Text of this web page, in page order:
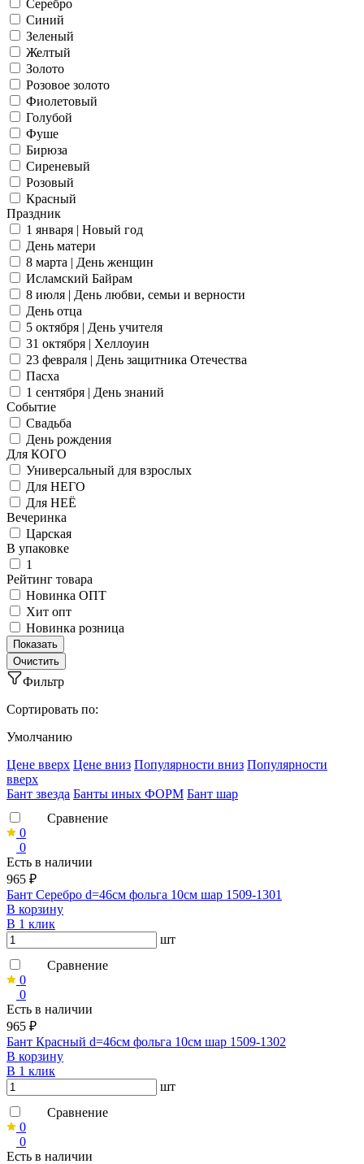
Серебро
Синий
Зеленый
Желтый
Золото
Розовое золото
Фиолетовый
Голубой
Фуше
Бирюза
Сиреневый
Розовый
Красный
Праздник
1 января | Новый год
День матери
8 марта | День женщин
Исламский Байрам
8 июля | День любви, семьи и верности
День отца
5 октября | День учителя
31 октября | Хеллоуин
23 февраля | День защитника Отечества
Пасха
1 сентября | День знаний
Событие
Свадьба
День рождения
Для КОГО
Универсальный для взрослых
Для НЕГО
Для НЕЁ
Вечеринка
Царская
В упаковке
1
Рейтинг товара
Новинка ОПТ
Хит опт
Новинка розница
Фильтр
Сортировать по:
Умолчанию
Ценe вверх Ценe вниз Популярности вниз Популярности
вверх
Бант звезда Банты иных ФОРМ Бант шар
Сравнение
0
0
Есть в наличии
965 ₽
Бант Серебро d=46см фольга 10см шар 1509-1301
В корзину
В 1 клик
шт
Сравнение
0
0
Есть в наличии
965 ₽
Бант Красный d=46см фольга 10см шар 1509-1302
В корзину
В 1 клик
шт
Сравнение
0
0
Есть в наличии